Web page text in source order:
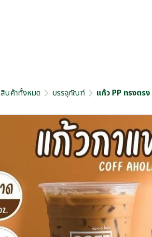
สินค้าทั้งหมด บรรจุภัณฑ์ แก้ว PP ทรงตร